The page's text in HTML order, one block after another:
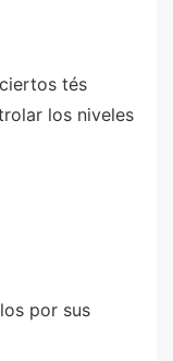
tés
los niveles
por sus